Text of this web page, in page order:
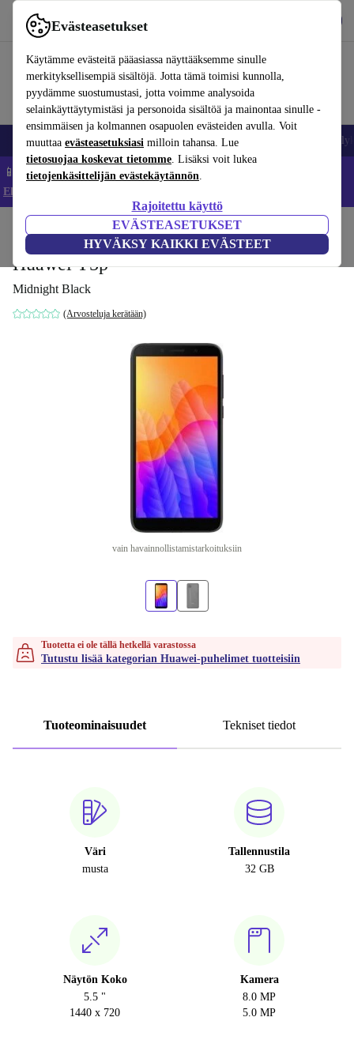
Evästeasetukset
Käytämme evästeitä pääasiassa näyttääksemme sinulle
merkityksellisempiä sisältöjä. Jotta tämä toimisi kunnolla,
pyydämme suostumustasi, jotta voimme analysoida
selainkäyttäytymistäsi ja personoida sisältöä ja mainontaa sinulle -
ensimmäisen ja kolmannen osapuolen evästeiden avulla. Voit
muuttaa evästeasetuksiasi milloin tahansa. Lue
tietosuojaa koskevat tietomme. Lisäksi voit lukea
tietojenkäsittelijän evästekäytännön.
Rajoitettu käyttö
EVÄSTEASETUKSET
HYVÄKSY KAIKKI EVÄSTEET
Käytä refurbed-palvelua nopeasti ja helposti
Matkapuhelimet ja älypuhelimet Kannettavat tietokoneet
📱 Säästä 5 % LISÄÄ iPhoneista – Koodi: IPHONEDEAL –
Ehdot ja säännöt
Matkapuhelimet ja älypuhelimet Huawei-puhelimet
Huawei Y5p
Midnight Black
(Arvosteluja kerätään)
vain havainnollistamistarkoituksiin
Tuotetta ei ole tällä hetkellä varastossa
Tutustu lisää kategorian Huawei-puhelimet tuotteisiin
Tuoteominaisuudet Tekniset tiedot
Väri
musta
Tallennustila
32 GB
Näytön Koko
5.5 "
1440 x 720
Kamera
8.0 MP
5.0 MP